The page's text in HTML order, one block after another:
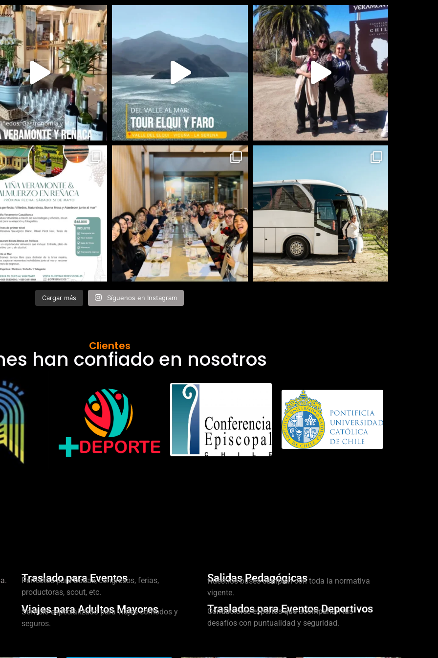
Cargar más Síguenos en Instagram
Clientes
han confiado en nosotros
Traslado para Eventos
Perfectos para bodas, congresos, ferias,
productoras, scout, etc.
Salidas Pedagógicas
Nuestros buses cumplen con toda la normativa
vigente.
Viajes para Adultos Mayores
Servicio especializado para viajes cómodos y
seguros.
Traslados para Eventos Deportivos
Conductores expertos que acompañan tus
desafíos con puntualidad y seguridad.